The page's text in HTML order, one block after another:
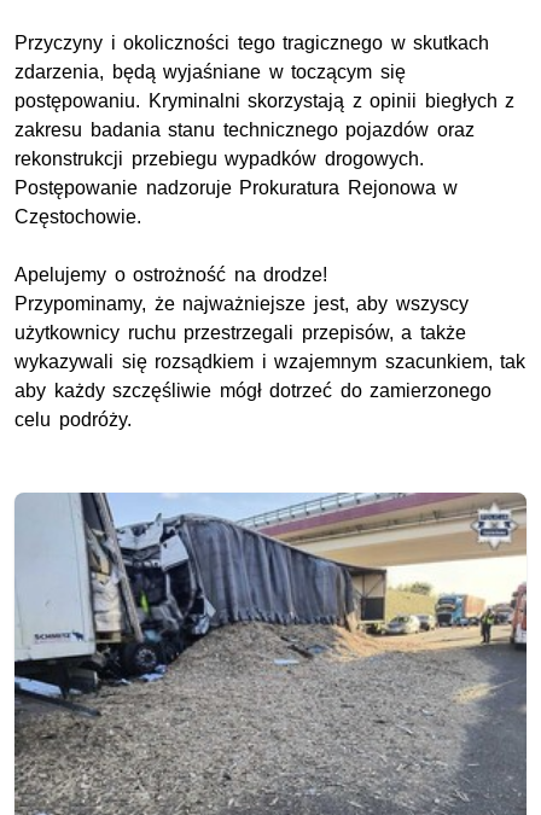
Przyczyny i okoliczności tego tragicznego w skutkach
zdarzenia, będą wyjaśniane w toczącym się
postępowaniu. Kryminalni skorzystają z opinii biegłych z
zakresu badania stanu technicznego pojazdów oraz
rekonstrukcji przebiegu wypadków drogowych.
Postępowanie nadzoruje Prokuratura Rejonowa w
Częstochowie.
Apelujemy o ostrożność na drodze!
Przypominamy, że najważniejsze jest, aby wszyscy
użytkownicy ruchu przestrzegali przepisów, a także
wykazywali się rozsądkiem i wzajemnym szacunkiem, tak
aby każdy szczęśliwie mógł dotrzeć do zamierzonego
celu podróży.